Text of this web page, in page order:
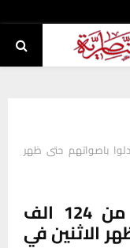
من 124 الف ناخب ادلوا باصواتهم حتى ظهر
مفوضية الانتخابات: اكثر من 124 الف
الاثنين في